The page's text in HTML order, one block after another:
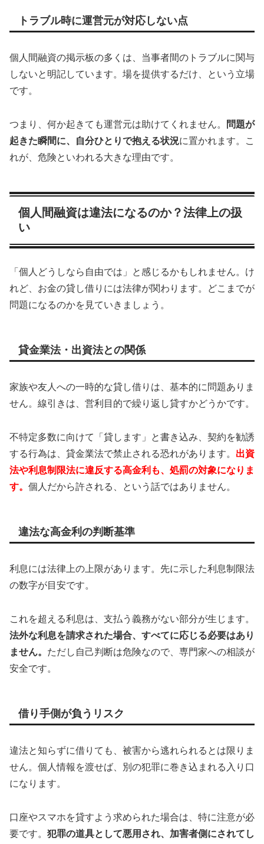
トラブル時に運営元が対応しない点
個人間融資の掲示板の多くは、当事者間のトラブルに関与
しないと明記しています。場を提供するだけ、という立場
です。
つまり、何か起きても運営元は助けてくれません。
問題が
起きた瞬間に、自分ひとりで抱える状況に置かれます。こ
れが、危険といわれる大きな理由です。
個人間融資は違法になるのか？法律上の扱
い
「個人どうしなら自由では」と感じるかもしれません。け
れど、お金の貸し借りには法律が関わります。どこまでが
問題になるのかを見ていきましょう。
貸金業法・出資法との関係
家族や友人への一時的な貸し借りは、基本的に問題ありま
せん。線引きは、営利目的で繰り返し貸すかどうかです。
不特定多数に向けて「貸します」と書き込み、契約を勧誘
する行為は、貸金業法で禁止される恐れがあります。 出資
法や利息制限法に違反する高金利も、処罰の対象になりま
す。 個人だから許される、という話ではありません。
違法な高金利の判断基準
利息には法律上の上限があります。先に示した利息制限法
の数字が目安です。
これを超える利息は、支払う義務がない部分が生じます。
法外な利息を請求された場合、すべてに応じる必要はあり
ません。 ただし自己判断は危険なので、専門家への相談が
安全です。
借り手側が負うリスク
違法と知らずに借りても、被害から逃れられるとは限りま
せん。個人情報を渡せば、別の犯罪に巻き込まれる入り口
になります。
口座やスマホを貸すよう求められた場合は、特に注意が必
要です。 犯罪の道具として悪用され、加害者側にされてし